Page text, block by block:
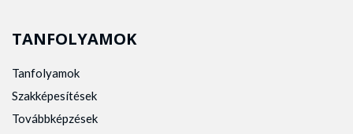
TANFOLYAMOK
Tanfolyamok
Szakképesítések
Továbbképzések